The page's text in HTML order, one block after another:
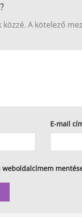
közzé. A kötelező
E-mail